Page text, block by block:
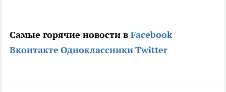
Самые горячие новости в Facebook
Вконтакте ОдноклассникиTwitter